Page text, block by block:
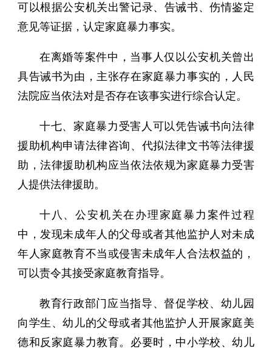
可以根据公安机关出警记录、告诫书、伤情鉴定
意见等证据，认定家庭暴力事实。
在离婚等案件中，当事人仅以公安机关曾出
具告诫书为由，主张存在家庭暴力事实的，人民
法院应当依法对是否存在该事实进行综合认定。
十七、家庭暴力受害人可以凭告诫书向法律
援助机构申请法律咨询、代拟法律文书等法律援
助，法律援助机构应当依法依规为家庭暴力受害
人提供法律援助。
十八、公安机关在办理家庭暴力案件过程
中，发现未成年人的父母或者其他监护人对未成
年人家庭教育不当或侵害未成年人合法权益的，
可以责令其接受家庭教育指导。
教育行政部门应当指导、督促学校、幼儿园
向学生、幼儿的父母或者其他监护人开展家庭美
德和反家庭暴力教育。必要时，中小学校、幼儿